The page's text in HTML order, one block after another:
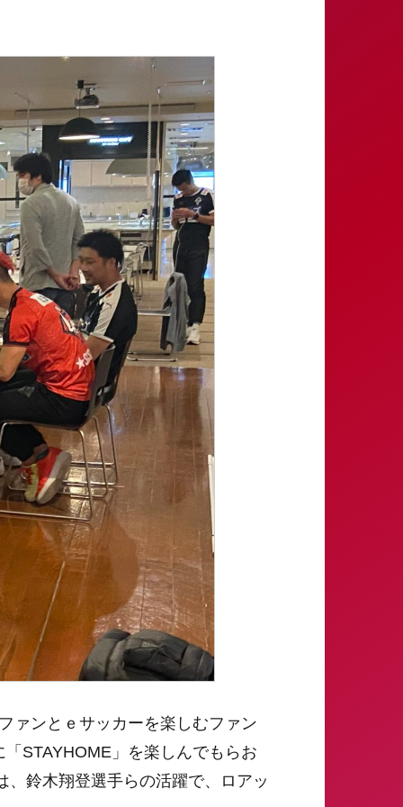
ァンとｅサッカーを楽しむファン
STAYHOME」を楽しんでもらお
鈴木翔登選手らの活躍で、ロアッ